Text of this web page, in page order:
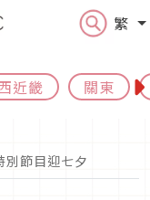
繁
近畿 關東
節目迎七夕